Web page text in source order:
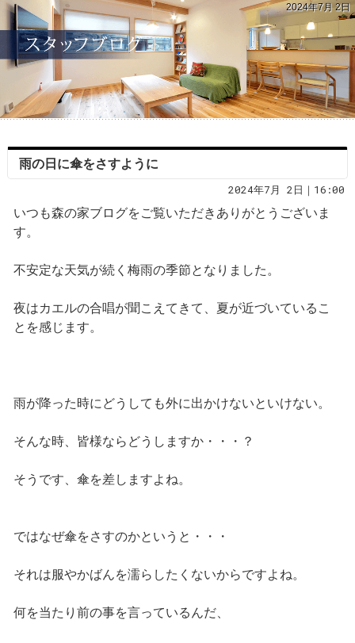
2024年7月 2日
雨の日に傘をさすように
2024年7月 2日｜16:00
いつも森の家ブログをご覧いただきありがとうございま
す。
不安定な天気が続く梅雨の季節となりました。
夜はカエルの合唱が聞こえてきて、夏が近づいているこ
とを感じます。
雨が降った時にどうしても外に出かけないといけない。
そんな時、皆様ならどうしますか・・・？
そうです、傘を差しますよね。
ではなぜ傘をさすのかというと・・・
それは服やかばんを濡らしたくないからですよね。
何を当たり前の事を言っているんだ、